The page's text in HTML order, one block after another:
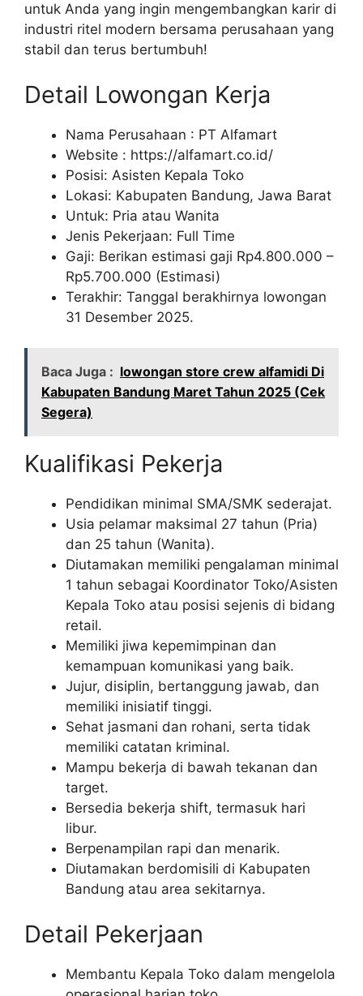
untuk Anda yang ingin mengembangkan karir di
industri ritel modern bersama perusahaan yang
stabil dan terus bertumbuh!
Detail Lowongan Kerja
Nama Perusahaan : PT Alfamart
Website : https://alfamart.co.id/
Posisi: Asisten Kepala Toko
Lokasi: Kabupaten Bandung, Jawa Barat
Untuk: Pria atau Wanita
Jenis Pekerjaan: Full Time
Gaji: Berikan estimasi gaji Rp4.800.000 –
Rp5.700.000 (Estimasi)
Terakhir: Tanggal berakhirnya lowongan
31 Desember 2025.
Baca Juga : lowongan store crew alfamidi Di
Kabupaten Bandung Maret Tahun 2025 (Cek
Segera)
Kualifikasi Pekerja
Pendidikan minimal SMA/SMK sederajat.
Usia pelamar maksimal 27 tahun (Pria)
dan 25 tahun (Wanita).
Diutamakan memiliki pengalaman minimal
1 tahun sebagai Koordinator Toko/Asisten
Kepala Toko atau posisi sejenis di bidang
retail.
Memiliki jiwa kepemimpinan dan
kemampuan komunikasi yang baik.
Jujur, disiplin, bertanggung jawab, dan
memiliki inisiatif tinggi.
Sehat jasmani dan rohani, serta tidak
memiliki catatan kriminal.
Mampu bekerja di bawah tekanan dan
target.
Bersedia bekerja shift, termasuk hari
libur.
Berpenampilan rapi dan menarik.
Diutamakan berdomisili di Kabupaten
Bandung atau area sekitarnya.
Detail Pekerjaan
Membantu Kepala Toko dalam mengelola